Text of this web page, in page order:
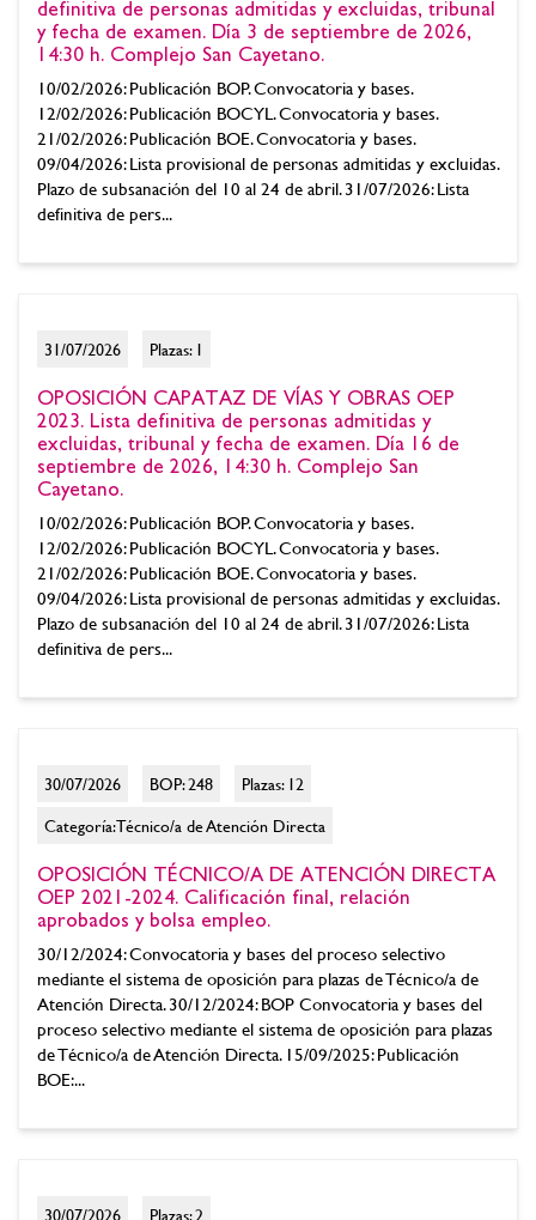
definitiva de personas admitidas y excluidas, tribunal
y fecha de examen. Día 3 de septiembre de 2026,
14:30 h. Complejo San Cayetano.
10/02/2026: Publicación BOP. Convocatoria y bases.
12/02/2026: Publicación BOCYL. Convocatoria y bases.
21/02/2026: Publicación BOE. Convocatoria y bases.
09/04/2026: Lista provisional de personas admitidas y excluidas.
Plazo de subsanación del 10 al 24 de abril. 31/07/2026: Lista
definitiva de pers...
31/07/2026 Plazas: 1
OPOSICIÓN CAPATAZ DE VÍAS Y OBRAS OEP
2023. Lista definitiva de personas admitidas y
excluidas, tribunal y fecha de examen. Día 16 de
septiembre de 2026, 14:30 h. Complejo San
Cayetano.
10/02/2026: Publicación BOP. Convocatoria y bases.
12/02/2026: Publicación BOCYL. Convocatoria y bases.
21/02/2026: Publicación BOE. Convocatoria y bases.
09/04/2026: Lista provisional de personas admitidas y excluidas.
Plazo de subsanación del 10 al 24 de abril. 31/07/2026: Lista
definitiva de pers...
30/07/2026 BOP: 248
Plazas: 12
Categoría: Técnico/a de Atención Directa
OPOSICIÓN TÉCNICO/A DE ATENCIÓN DIRECTA
OEP 2021-2024. Calificación final, relación
aprobados y bolsa empleo.
30/12/2024: Convocatoria y bases del proceso selectivo
mediante el sistema de oposición para plazas de Técnico/a de
Atención Directa. 30/12/2024: BOP Convocatoria y bases del
proceso selectivo mediante el sistema de oposición para plazas
de Técnico/a de Atención Directa. 15/09/2025: Publicación
BOE:...
30/07/2026 Plazas: 2